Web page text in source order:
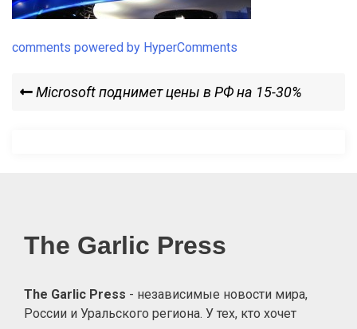
comments powered by HyperComments
Навигация
Previous
Microsoft поднимет цены в РФ на 15-30%
The Garlic Press
The Garlic Press - независимые новости мира,
России и Уральского региона. У тех, кто хочет